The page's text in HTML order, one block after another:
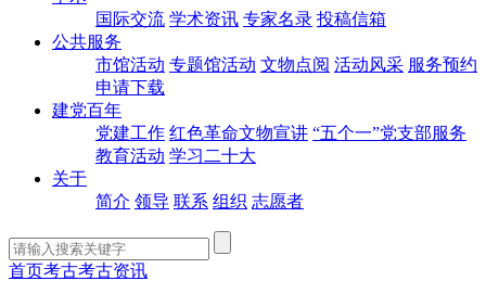
国际交流 学术资讯 专家名录 投稿信箱
公共服务
市馆活动 专题馆活动 文物点阅 活动风采 服务预约
申请下载
建党百年
党建工作 红色革命文物宣讲 “五个一”党支部服务
教育活动 学习二十大
关于
简介 领导 联系 组织 志愿者
首页考古考古资讯